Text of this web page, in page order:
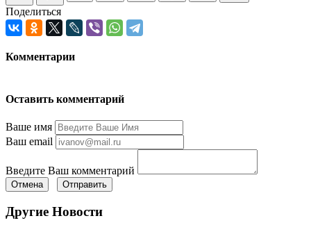
Поделиться
Комментарии
Оставить комментарий
Ваше имя
Ваш email
Введите Ваш комментарий
Отмена Отправить
Другие Новости